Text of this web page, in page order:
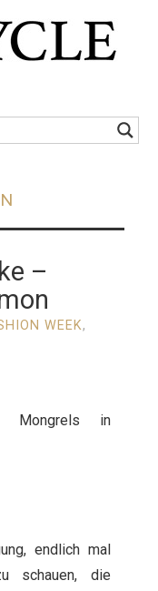
–
WEEK,
Mongrels in
endlich mal
schauen, die